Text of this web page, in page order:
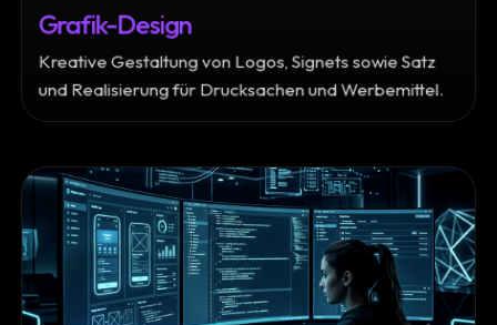
Grafik-Design
Kreative Gestaltung von Logos, Signets sowie Satz
und Realisierung für Drucksachen und Werbemittel.